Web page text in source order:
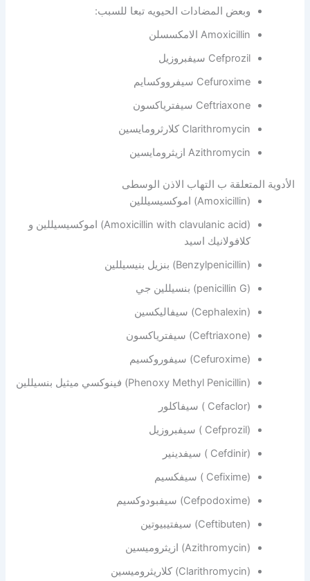
وبعض المضادات الحيويه تبعا للسبب:
Amoxicillin الامكسسلن
Cefprozil سيفبروزيل
Cefuroxime سيفرووكسايم
Ceftriaxone سيفترياكسون
Clarithromycin كلارثرومايسين
Azithromycin ازيثرومايسين
الأدوية المتعلقة ب التهاب الاذن الوسطى
(Amoxicillin) اموكسيسيللين
(Amoxicillin with clavulanic acid) اموكسيسيللين و
كلافولانيك اسيد
(Benzylpenicillin) بنزيل بنيسيللين
(penicillin G) بنسيللين جي
(Cephalexin) سيفاليكسين
(Ceftriaxone) سيفترياكسون
(Cefuroxime) سيفوروكسيم
(Phenoxy Methyl Penicillin) فينوكسي ميثيل بنسيللين
(Cefaclor ) سيفاكلور
(Cefprozil ) سيفبروزيل
(Cefdinir ) سيفدينير
(Cefixime ) سيفكسيم
(Cefpodoxime) سيفبودوكسيم
(Ceftibuten) سيفتيبيوتين
(Azithromycin) ازيثروميسين
(Clarithromycin) كلاريثروميسين